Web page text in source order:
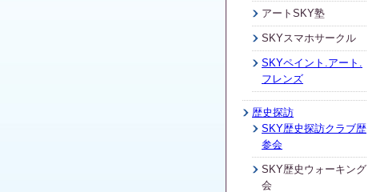
アートSKY塾
SKYスマホサークル
SKYペイント.アート.
フレンズ
歴史探訪
SKY歴史探訪クラブ歴
参会
SKY歴史ウォーキング
会